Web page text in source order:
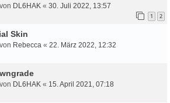
DL6HAK « 30. Juli 2022, 13:57
1 2
Skin
Rebecca « 22. März 2022, 12:32
DL6HAK « 15. April 2021, 07:18